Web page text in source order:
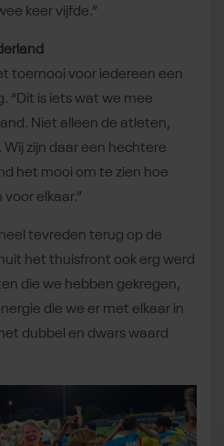
keer vijfde.”
toernooi voor iedereen een
“Dit is iets wat we mee
Niet alleen de atleten,
Wij zijn daar een hechtere
het mooi om te zien hoe
elkaar.”
tevreden terug op de
het thuisfront ook erg werd
die we hebben gekregen,
die we er met elkaar in
dubbel en dwars waard